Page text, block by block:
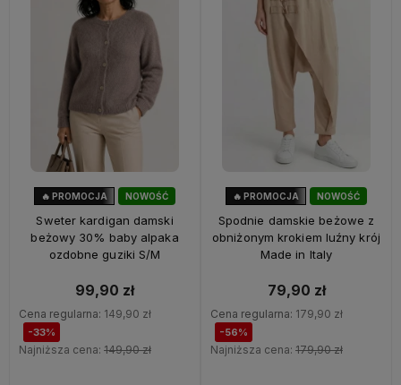
NOWOŚĆ
🔥 PROMOCJA
Sweter kardigan damski
beżowy 30% baby alpaka
ozdobne guziki S/M
99,90 zł
Cena regularna: 149,90 zł
-33%
Najniższa cena: 149,90 zł
NOWOŚĆ
🔥 PROMOCJA
Spodnie damskie beżowe z
obniżonym krokiem luźny krój
Made in Italy
79,90 zł
Cena regularna: 179,90 zł
-56%
Najniższa cena: 179,90 zł